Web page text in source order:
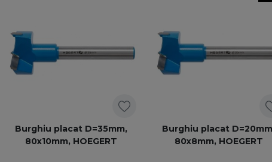
Burghiu placat D=35mm,
80x10mm, HOEGERT
Burghiu placat
80x8mm, HOEGERT